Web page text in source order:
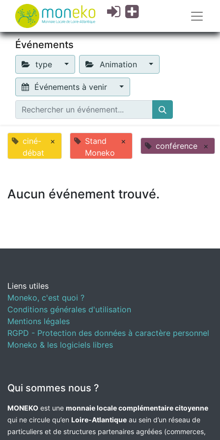
Événements
type Animation
Événements à venir
ciné-
débat
×
Stand
Moneko
× conférence ×
Aucun événement trouvé.
Liens utiles
Moneko, c'est quoi ?
Conditions générales d'utilisation
Mentions légales
RGPD - Protection des données à caractère personnel
Moneko & les logiciels libres
Qui sommes nous ?
MONEKO est une monnaie locale complémentaire citoyenne
qui ne circule qu’en Loire-Atlantique au sein d’un réseau de
particuliers et de structures partenaires agréées (commerces,